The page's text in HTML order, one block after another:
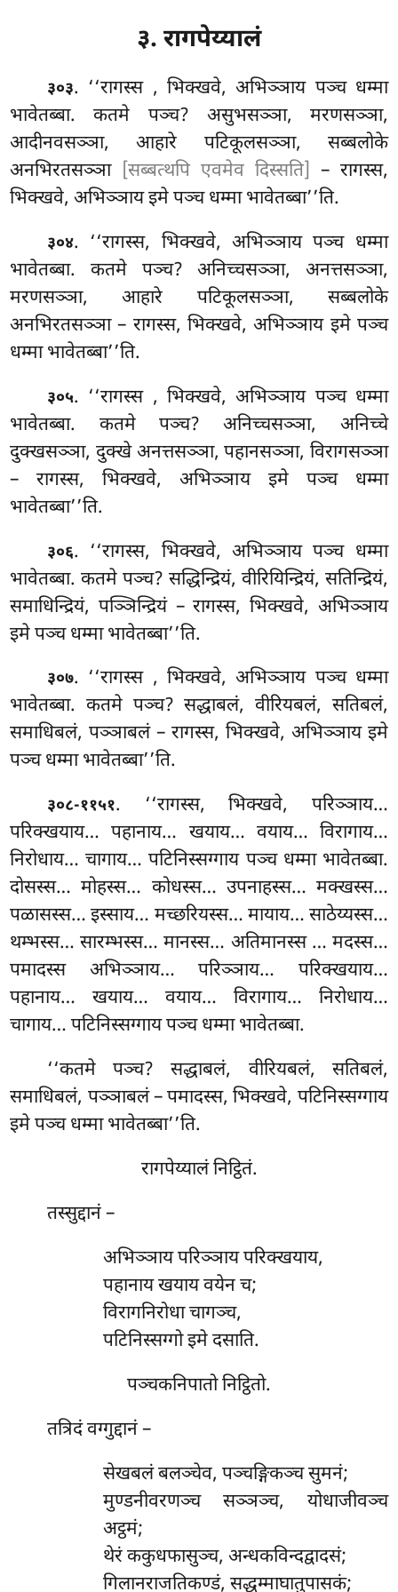
३. रागपेय्यालं
३०३. ‘‘रागस्स , भिक्खवे, अभिञ्ञाय पञ्च धम्मा
भावेतब्बा. कतमे पञ्च? असुभसञ्ञा, मरणसञ्ञा,
आदीनवसञ्ञा, आहारे पटिकूलसञ्ञा, सब्बलोके
अनभिरतसञ्ञा [सब्बत्थपि एवमेव दिस्सति] – रागस्स,
भिक्खवे, अभिञ्ञाय इमे पञ्च धम्मा भावेतब्बा’’ति.
३०४. ‘‘रागस्स, भिक्खवे, अभिञ्ञाय पञ्च धम्मा
भावेतब्बा. कतमे पञ्च? अनिच्चसञ्ञा, अनत्तसञ्ञा,
मरणसञ्ञा, आहारे पटिकूलसञ्ञा, सब्बलोके
अनभिरतसञ्ञा – रागस्स, भिक्खवे, अभिञ्ञाय इमे पञ्च
धम्मा भावेतब्बा’’ति.
३०५. ‘‘रागस्स , भिक्खवे, अभिञ्ञाय पञ्च धम्मा
भावेतब्बा. कतमे पञ्च? अनिच्चसञ्ञा, अनिच्चे
दुक्खसञ्ञा, दुक्खे अनत्तसञ्ञा, पहानसञ्ञा, विरागसञ्ञा
– रागस्स, भिक्खवे, अभिञ्ञाय इमे पञ्च धम्मा
भावेतब्बा’’ति.
३०६. ‘‘रागस्स, भिक्खवे, अभिञ्ञाय पञ्च धम्मा
भावेतब्बा. कतमे पञ्च? सद्धिन्द्रियं, वीरियिन्द्रियं, सतिन्द्रियं,
समाधिन्द्रियं, पञ्ञिन्द्रियं – रागस्स, भिक्खवे, अभिञ्ञाय
इमे पञ्च धम्मा भावेतब्बा’’ति.
३०७. ‘‘रागस्स , भिक्खवे, अभिञ्ञाय पञ्च धम्मा
भावेतब्बा. कतमे पञ्च? सद्धाबलं, वीरियबलं, सतिबलं,
समाधिबलं, पञ्ञाबलं – रागस्स, भिक्खवे, अभिञ्ञाय इमे
पञ्च धम्मा भावेतब्बा’’ति.
३०८-११५१. ‘‘रागस्स, भिक्खवे, परिञ्ञाय…
परिक्खयाय… पहानाय… खयाय… वयाय… विरागाय…
निरोधाय… चागाय… पटिनिस्सग्गाय पञ्च धम्मा भावेतब्बा.
दोसस्स… मोहस्स… कोधस्स… उपनाहस्स… मक्खस्स…
पळासस्स… इस्साय… मच्छरियस्स… मायाय… साठेय्यस्स…
थम्भस्स… सारम्भस्स… मानस्स… अतिमानस्स … मदस्स…
पमादस्स अभिञ्ञाय… परिञ्ञाय… परिक्खयाय…
पहानाय… खयाय… वयाय… विरागाय… निरोधाय…
चागाय… पटिनिस्सग्गाय पञ्च धम्मा भावेतब्बा.
‘‘कतमे पञ्च? सद्धाबलं, वीरियबलं, सतिबलं,
समाधिबलं, पञ्ञाबलं – पमादस्स, भिक्खवे, पटिनिस्सग्गाय
इमे पञ्च धम्मा भावेतब्बा’’ति.
रागपेय्यालं निट्ठितं.
तस्सुद्दानं –
अभिञ्ञाय परिञ्ञाय परिक्खयाय,
पहानाय खयाय वयेन च;
विरागनिरोधा चागञ्च,
पटिनिस्सग्गो इमे दसाति.
पञ्चकनिपातो निट्ठितो.
तत्रिदं वग्गुद्दानं –
सेखबलंबलञ्चेव, पञ्चङ्गिकञ्च सुमनं;
मुण्डनीवरणञ्च सञ्ञञ्च, योधाजीवञ्च
अट्ठमं;
थेरं ककुधफासुञ्च, अन्धकविन्दद्वादसं;
गिलानराजतिकण्डं, सद्धम्माघातुपासकं;